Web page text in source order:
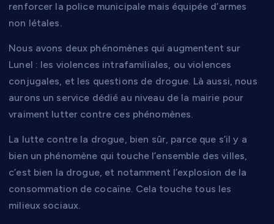
renforcer la police municipale mais équipée d’armes
non létales.
Nous avons deux phénomènes qui augmentent sur
Lunel : les violences intrafamiliales, ou violences
conjugales, et les questions de drogue. Là aussi, nous
aurons un service dédié au niveau de la mairie pour
vraiment lutter contre ces phénomènes.
La lutte contre la drogue, bien sûr, parce que s’il y a
bien un phénomène qui touche l’ensemble des villes,
c’est bien la drogue, et notamment l’explosion de la
consommation de cocaïne. Cela touche tous les
milieux sociaux.